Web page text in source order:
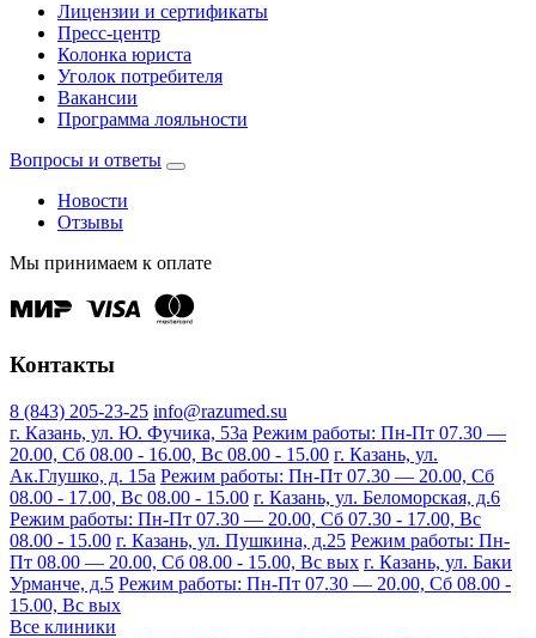
Лицензии и сертификаты
Пресс-центр
Колонка юриста
Уголок потребителя
Вакансии
Программа лояльности
Вопросы и ответы
Новости
Отзывы
Мы принимаем к оплате
Контакты
8 (843) 205-23-25 info@razumed.su
г. Казань, ул. Ю. Фучика, 53а Режим работы: Пн-Пт 07.30 —
20.00, Сб 08.00 - 16.00, Вс 08.00 - 15.00 г. Казань, ул.
Ак.Глушко, д. 15а Режим работы: Пн-Пт 07.30 — 20.00, Сб
08.00 - 17.00, Вс 08.00 - 15.00 г. Казань, ул. Беломорская, д.6
Режим работы: Пн-Пт 07.30 — 20.00, Сб 07.30 - 17.00, Вс
08.00 - 15.00 г. Казань, ул. Пушкина, д.25 Режим работы: Пн-
Пт 08.00 — 20.00, Сб 08.00 - 15.00, Вс вых г. Казань, ул. Баки
Урманче, д.5 Режим работы: Пн-Пт 07.30 — 20.00, Сб 08.00 -
15.00, Вс вых
Все клиники